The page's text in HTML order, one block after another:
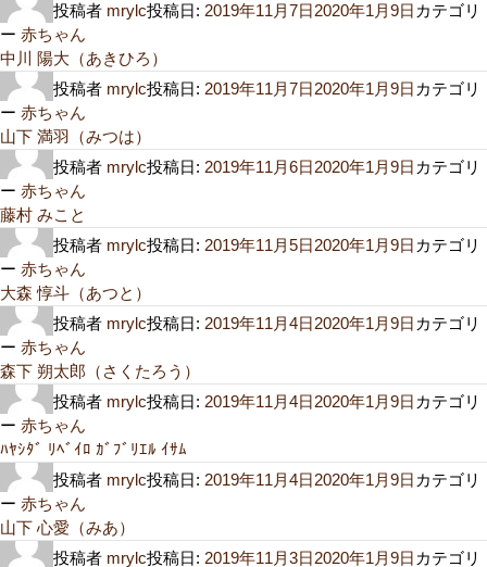
投稿者 mrylc投稿日: 2019年11月7日2020年1月9日 カテゴリ
ー 赤ちゃん
中川 陽大（あきひろ）
投稿者 mrylc投稿日: 2019年11月7日2020年1月9日 カテゴリ
ー 赤ちゃん
山下 満羽（みつは）
投稿者 mrylc投稿日: 2019年11月6日2020年1月9日 カテゴリ
ー 赤ちゃん
藤村 みこと
投稿者 mrylc投稿日: 2019年11月5日2020年1月9日 カテゴリ
ー 赤ちゃん
大森 惇斗（あつと）
投稿者 mrylc投稿日: 2019年11月4日2020年1月9日 カテゴリ
ー 赤ちゃん
森下 朔太郎（さくたろう）
投稿者 mrylc投稿日: 2019年11月4日2020年1月9日 カテゴリ
ー 赤ちゃん
ﾊﾔｼﾀﾞ ﾘﾍﾞｲﾛ ｶﾞﾌﾞﾘｴﾙ ｲｻﾑ
投稿者 mrylc投稿日: 2019年11月4日2020年1月9日 カテゴリ
ー 赤ちゃん
山下 心愛（みあ）
投稿者 mrylc投稿日: 2019年11月3日2020年1月9日 カテゴリ